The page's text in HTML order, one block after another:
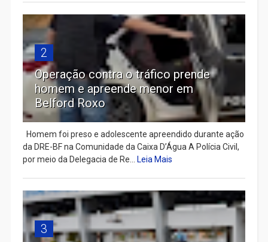
2
Operação contra o tráfico prende
homem e apreende menor em
Belford Roxo
Homem foi preso e adolescente apreendido durante ação
da DRE-BF na Comunidade da Caixa D’Água A Polícia Civil,
por meio da Delegacia de Re...
Leia Mais
3